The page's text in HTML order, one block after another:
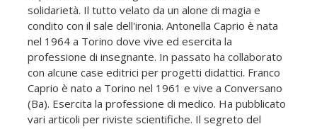
solidarietà. Il tutto velato da un alone di magia e
condito con il sale dell'ironia. Antonella Caprio è nata
nel 1964 a Torino dove vive ed esercita la
professione di insegnante. In passato ha collaborato
con alcune case editrici per progetti didattici. Franco
Caprio è nato a Torino nel 1961 e vive a Conversano
(Ba). Esercita la professione di medico. Ha pubblicato
vari articoli per riviste scientifiche. Il segreto del